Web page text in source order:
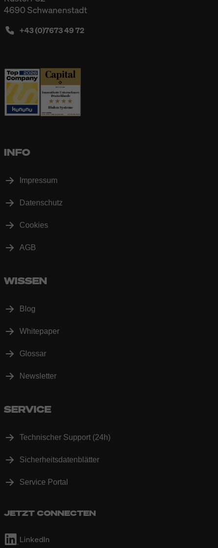
4690 Schwanenstadt
+43 (0)7673 49 72
INFO
Impressum
Datenschutz
Cookies
AGB
WISSEN
Blog
Whitepaper
Glossar
Newsletter
SERVICE
Technischer Support (24h)
Sicherheitsdatenblätter
Service Portal
JETZT CONNECTEN
LinkedIn